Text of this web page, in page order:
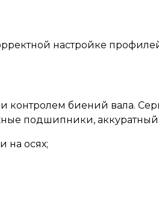
настройке
контролем биений вала.
подшипники,
на осях;